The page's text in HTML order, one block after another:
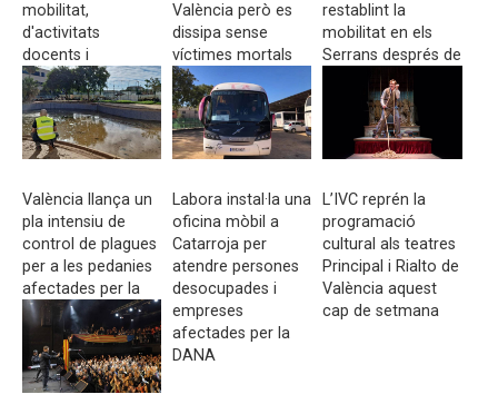
mobilitat,
d'activitats
docents i
esportives i
centres de dia
davant l'alerta roja
València però es
dissipa sense
víctimes mortals
restablint la
mobilitat en els
Serrans després de
la DANA
València llança un
pla intensiu de
control de plagues
per a les pedanies
afectades per la
DANA
Labora instal·la una
oficina mòbil a
Catarroja per
atendre persones
desocupades i
empreses
afectades per la
DANA
L’IVC reprén la
programació
cultural als teatres
Principal i Rialto de
València aquest
cap de setmana